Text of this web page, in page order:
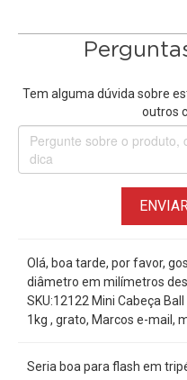
Tem alguma dúvida sobre
outros
Olá, boa tarde, por favor,
diâmetro em milímetros
SKU:12122 Mini Cabeça
1kg , grato, Marcos e-mail,
Seria boa para flash em